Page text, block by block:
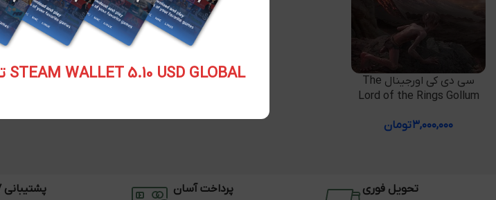
STEAM WALLET 5.10 USD GLOBAL تنها 288.000 تومان تحویل آنی افزودن به سبد خرید
سی دی کی اورجینال The
Lord of the Rings Gollum
۳,۰۰۰,۰۰۰تومان
تحویل فوری پرداخت آسان پشتیبانی 24/7